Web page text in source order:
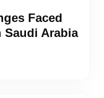
Faced
Saudi Arabia